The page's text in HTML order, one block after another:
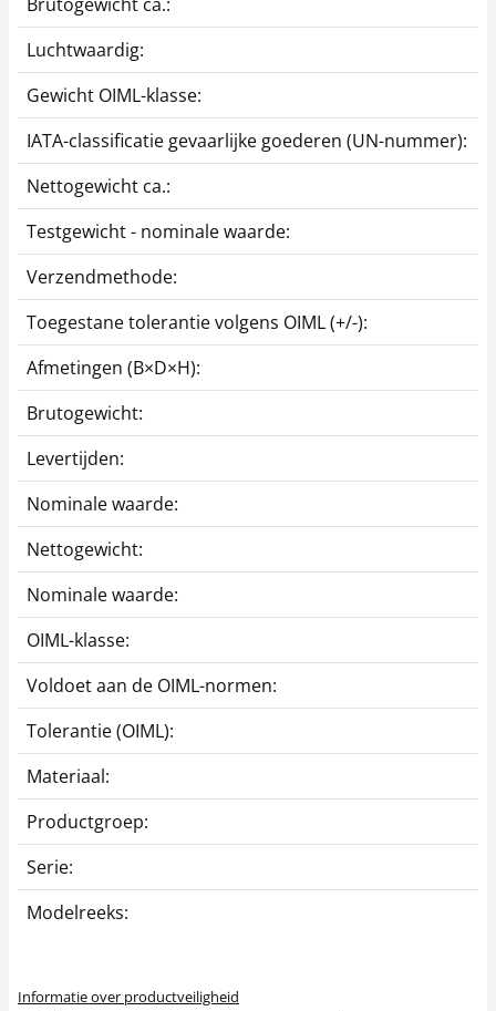
Luchtwaardig:
Gewicht OIML-klasse:
IATA-classificatie gevaarlijke goederen (UN-nummer):
Nettogewicht ca.:
Testgewicht - nominale waarde:
Verzendmethode:
Toegestane tolerantie volgens OIML (+/-):
Afmetingen (B×D×H):
Brutogewicht:
Levertijden:
Nominale waarde:
Nettogewicht:
Nominale waarde:
OIML-klasse:
Voldoet aan de OIML-normen:
Tolerantie (OIML):
Materiaal:
Productgroep:
Serie:
Modelreeks:
Informatie over productveiligheid